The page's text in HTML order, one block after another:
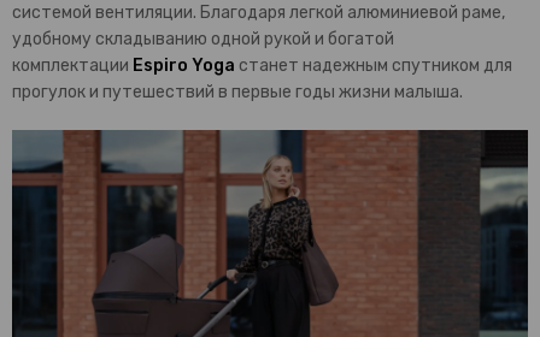
системой вентиляции. Благодаря легкой алюминиевой раме,
удобному складыванию одной рукой и богатой
комплектации Espiro Yoga станет надежным спутником для
прогулок и путешествий в первые годы жизни малыша.